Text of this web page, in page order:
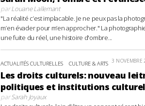
parLouane Lallemant
"La réalité c’est implacable. Je ne peux pas la
m’en évader pour m’en approcher." La
une fuite du réel, une histoire d'ombre...
ACTUALITÉS CULTURELLES CULTURE & ARTS 3 NOVEMBRE
Les droits culturels: nouveau
politiques et institutions
parSarah Joyaux